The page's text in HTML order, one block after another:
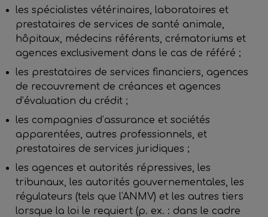
les spécialistes vétérinaires, laboratoires et
prestataires de services de santé animale,
hôpitaux, médecins référents, crématoriums et
agences exclusivement dans le cas de référé ;
les prestataires de services financiers, agences
de recouvrement de créances et agences
d’évaluation du crédit ;
les compagnies d’assurance et sociétés
apparentées, autres professionnels, et
prestataires de services juridiques ;
les agences et autorités répressives, les
tribunaux, les autorités gouvernementales, les
régulateurs (tels que l'ANMV) et les autres tiers
lorsque la loi le requiert (p. ex. : dans le cadre